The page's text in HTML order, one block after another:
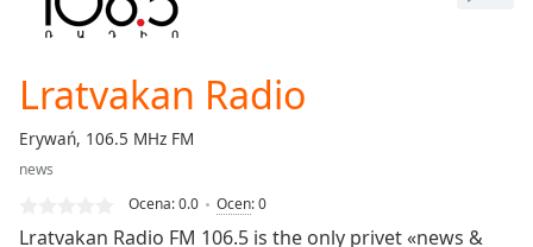
Current
Loaded:
0.00%
Type LIVE
Lratvakan Radio
Erywań, 106.5 MHz FM
news
Ocena:0.0 Ocen:0
Lratvakan Radio FM 106.5 is the only privet «news &